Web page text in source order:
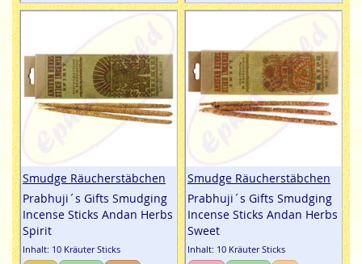
Smudge Räucherstäbchen
Prabhuji´s Gifts Smudging
Incense Sticks Andan Herbs
Spirit
Inhalt: 10 Kräuter Sticks
Smudge Räucherstäbchen
Prabhuji´s Gifts Smudging
Incense Sticks Andan Herbs
Sweet
Inhalt: 10 Kräuter Sticks